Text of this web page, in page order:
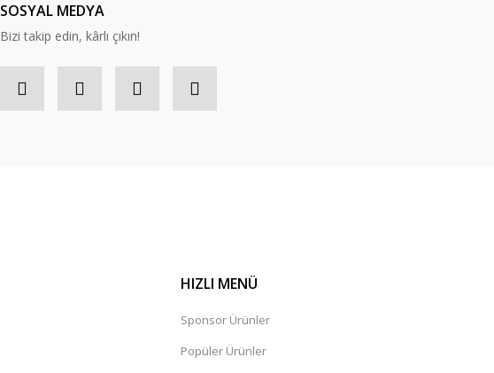
SOSYAL MEDYA
Bizi takip edin, kârlı çıkın!
HIZLI MENÜ
Sponsor Ürünler
Popüler Ürünler